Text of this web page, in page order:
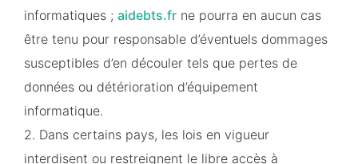
informatiques ; aidebts.fr ne pourra en aucun cas
être tenu pour responsable d’éventuels dommages
susceptibles d’en découler tels que pertes de
données ou détérioration d’équipement
informatique.
2. Dans certains pays, les lois en vigueur
interdisent ou restreignent le libre accès à